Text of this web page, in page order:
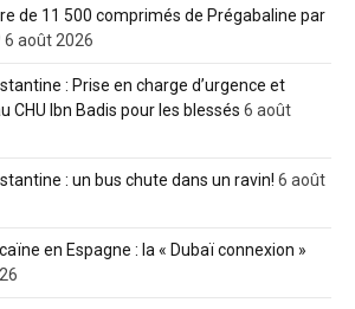
de 11 500 comprimés de Prégabaline par
6 août 2026
: Prise en charge d’urgence et
CHU Ibn Badis pour les blessés 6 août
: un bus chute dans un ravin! 6 août
en Espagne : la « Dubaï connexion »